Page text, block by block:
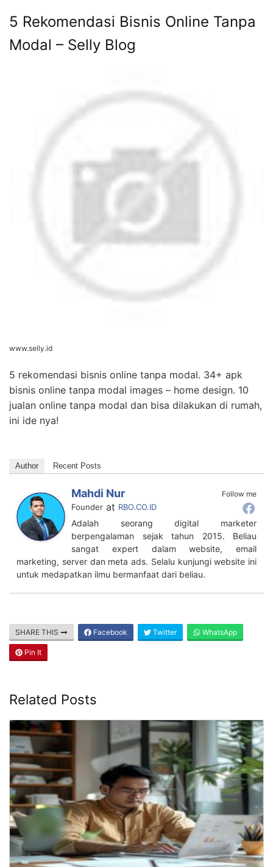
5 Rekomendasi Bisnis Online Tanpa
Modal – Selly Blog
www.selly.id
5 rekomendasi bisnis online tanpa modal. 34+ apk
bisnis online tanpa modal images – home design. 10
jualan online tanpa modal dan bisa dilakukan di rumah,
ini ide nya!
Author Recent Posts
Follow me
Mahdi Nur
Founder at RBO.CO.ID
Adalah seorang digital marketer
berpengalaman sejak tahun 2015. Beliau
sangat expert dalam website, email
marketing, server dan meta ads. Selalu kunjungi website ini
untuk medapatkan ilmu bermanfaat dari beliau.
SHARE THIS Facebook Twitter WhatsApp
Pin It
Related Posts